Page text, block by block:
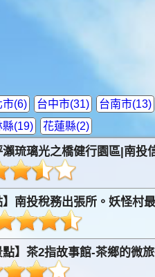
市(6) 台中市(31) 台南市(13)
縣(19) 花蓮縣(2)
琉璃光之橋健行園區|南投
】南投稅務出張所。妖怪村
點】茶2指故事館-茶鄉的微